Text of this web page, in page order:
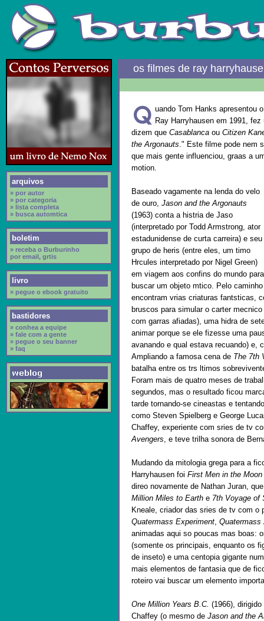
arquivos
» por autor
» por categoria
» lista completa
» busca automtica
boletim
» receba o Burburinho
por email, grtis
livro
» pegue o ebook gratuito
bastidores
» conhea a equipe
» fale com a gente
» pegue o seu banner
» faq
os filmes de ray
uando Tom Hanks apresentou
Ray Harryhausen em 1991,
dizem que Casablanca ou Citizen
the Argonauts." Este filme pode nem
que mais gente influenciou, graas a
motion.
Baseado vagamente na lenda do velo
de ouro, Jason and the Argonauts
(1963) conta a histria de Jaso
(interpretado por Todd Armstrong, ator
estadunidense de curta carreira) e seu
grupo de heris (entre eles, um timo
Hrcules interpretado por Nigel Green)
em viagem aos confins do mundo para
buscar um objeto mtico. Pelo caminho
encontram vrias criaturas fantsticas,
bruscos para simular o carter
com garras afiadas), uma hidra de
animar porque se ele fizesse uma
avanando e qual estava recuando) e,
Ampliando a famosa cena de The 7th
batalha entre os trs ltimos
Foram mais de quatro meses de
segundos, mas o resultado ficou
tarde tornando-se cineastas e
como Steven Spielberg e George
Chaffey, experiente com sries de tv
Avengers, e teve trilha sonora de
Mudando da mitologia grega para a
Harryhausen foi First Men in the Moon
direo novamente de Nathan Juran,
Million Miles to Earth e 7th Voyage of
Kneale, criador das sries de tv com o
Quatermass Experiment, Quatermass
animadas aqui so poucas mas boas:
(somente os principais, enquanto os
de inseto) e uma centopia gigante
mais elementos de fantasia que de
roteiro vai buscar um elemento
One Million Years B.C. (1966), dirigido
Chaffey (o mesmo de Jason and the